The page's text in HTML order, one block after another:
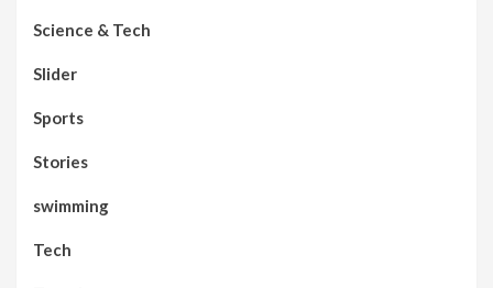
Science & Tech
Slider
Sports
Stories
swimming
Tech